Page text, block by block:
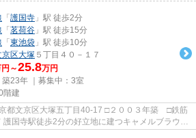
「 護国寺 」駅 徒歩2分
「 茗荷谷 」駅 徒歩15分
「 東池袋 」駅 徒歩10分
京区大塚 ５丁目４０－１７
～25.8万円
23年 ｜募集中： 3室
階建
京都文京区大塚五丁目40-17 □２００３年築 □鉄筋
護国寺駅徒歩2分の好立地に建つキャメルブラウン